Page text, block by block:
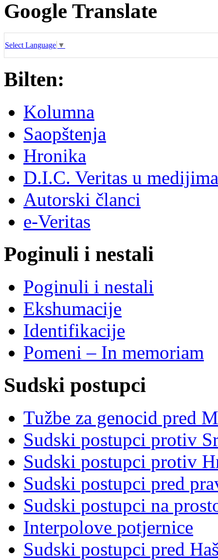
Google Translate
Select Language ▼
Bilten:
Kolumna
Saopštenja
Hronika
D.I.C. Veritas u medijima
Autorski članci
e-Veritas
Poginuli i nestali
Poginuli i nestali
Ekshumacije
Identifikacije
Pomeni – In memoriam
Sudski postupci
Tužbe za genocid pred
Sudski postupci protiv
Sudski postupci protiv
Sudski postupci pred
Sudski postupci na
Interpolove potjernice
Sudski postupci pred